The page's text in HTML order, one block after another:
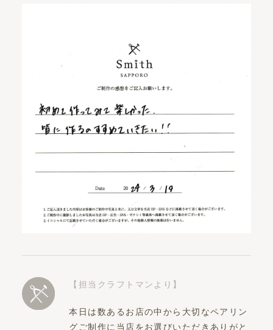
【担当クラフトマンより】
本日は数あるお店の中から大切なペアリン
グご制作に当店をお選びいただきありがと